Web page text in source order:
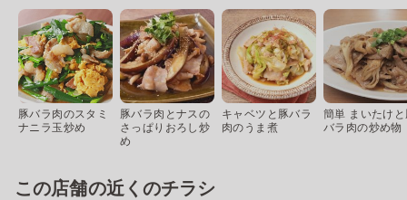
豚バラ肉のスタミ
ナニラ玉炒め
豚バラ肉とナスの
さっぱりおろし炒
め
キャベツと豚バラ
肉のうま煮
簡単 まいたけ
バラ肉の炒め物
この店舗の近くのチラシ